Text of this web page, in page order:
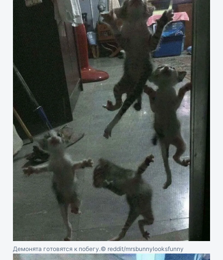
Демонята готовятся к побегу.© reddit/mrsbunnylooksfunny